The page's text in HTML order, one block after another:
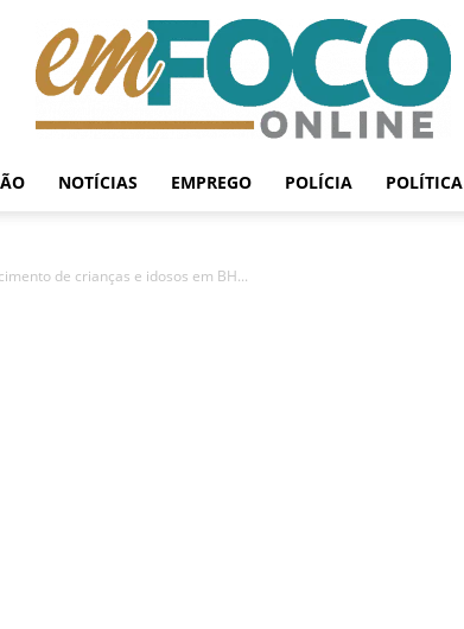
NOTÍCIAS EMPREGO POLÍCIA POLÍTICA
de crianças e idosos em BH...